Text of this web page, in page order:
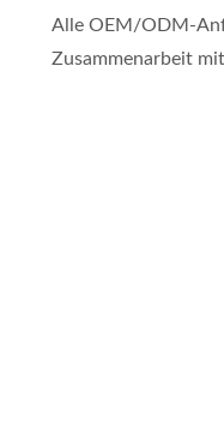
Alle OEM/ODM-
Zusammenarbeit